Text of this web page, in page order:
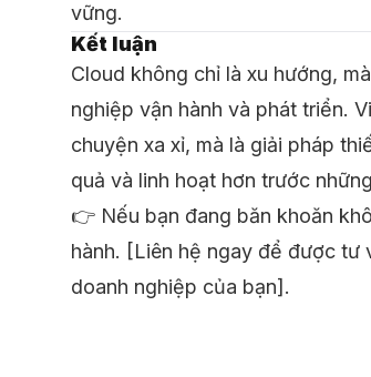
vững.
Kết luận
Cloud không chỉ là xu hướng,
nghiệp vận hành và phát triển.
chuyện xa xỉ, mà là giải pháp
quả và linh hoạt hơn trước
👉 Nếu bạn đang băn khoăn
hành. [Liên hệ ngay để được tư
doanh nghiệp của bạn].